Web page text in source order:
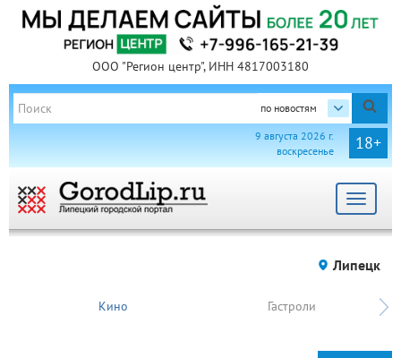
ООО "Регион центр", ИНН 4817003180
по новостям
18+
9 августа 2026 г.
воскресенье
Toggle
Липецк
Кино Гастроли